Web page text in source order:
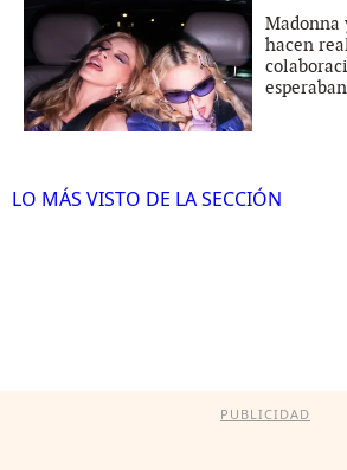
Madonna
hacen
esperaban
LO MÁS VISTO DE LA SECCIÓN
PUBLICIDAD